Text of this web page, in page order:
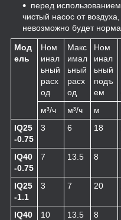
перед
чистый насос от
невозможно будет
Мод
ель
Ном
инал
ьный
расх
од
Макс
имал
ьный
расх
од
Ном
инал
ьный
подъ
ем
м³/ч м³/ч м
IQ25
-0.75
3 6 18
IQ40
-0.75
7 13.5 8
IQ25
-1.1
3 7 20
IQ40
10 13.5 8